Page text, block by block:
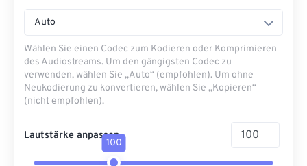
Auto
Wählen Sie einen Codec zum Kodieren oder Komprimieren
des Audiostreams. Um den gängigsten Codec zu
verwenden, wählen Sie „Auto“ (empfohlen). Um ohne
Neukodierung zu konvertieren, wählen Sie „Kopieren“
(nicht empfohlen).
Lautstärke anpassen
100